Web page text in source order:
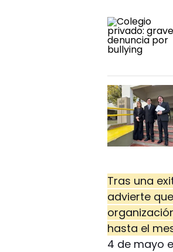
Tras una
advierte
hasta el
4 de mayo